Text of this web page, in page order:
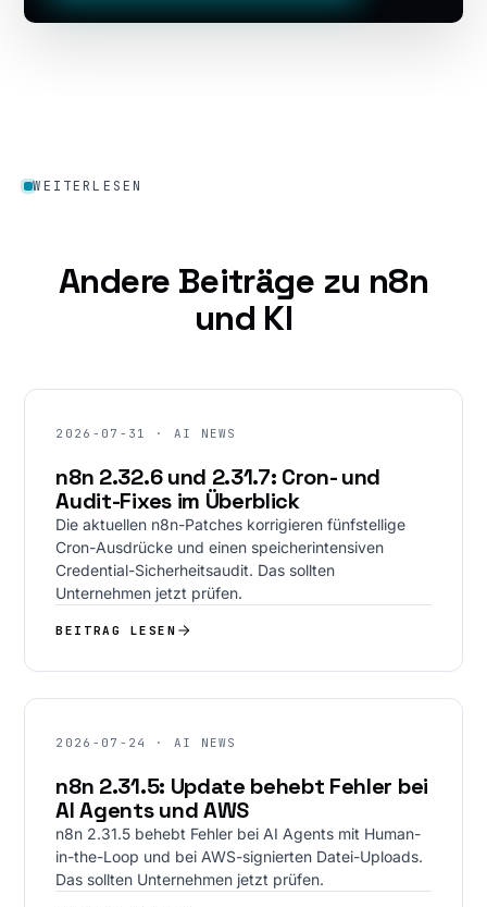
WEITERLESEN
Andere Beiträge zu n8n
und KI
2026-07-31 · AI NEWS
n8n 2.32.6 und 2.31.7: Cron- und
Audit-Fixes im Überblick
Die aktuellen n8n-Patches korrigieren fünfstellige
Cron-Ausdrücke und einen speicherintensiven
Credential-Sicherheitsaudit. Das sollten
Unternehmen jetzt prüfen.
BEITRAG LESEN
2026-07-24 · AI NEWS
n8n 2.31.5: Update behebt Fehler bei
AI Agents und AWS
n8n 2.31.5 behebt Fehler bei AI Agents mit Human-
in-the-Loop und bei AWS-signierten Datei-Uploads.
Das sollten Unternehmen jetzt prüfen.